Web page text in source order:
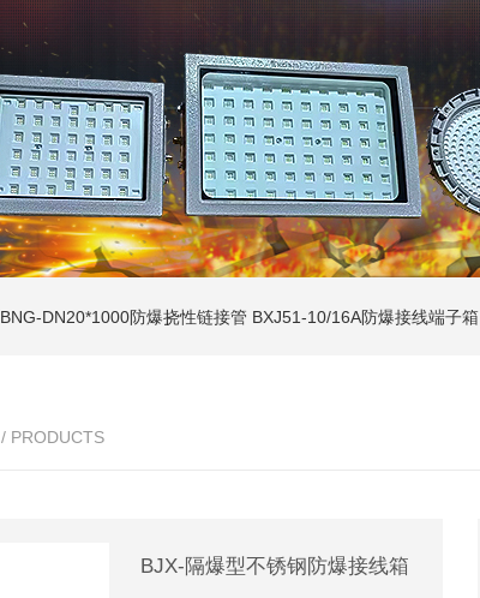
BNG-DN20*1000防爆挠性链接管 BXJ51-10/16A防爆接线端子箱
/ PRODUCTS
BJX-隔爆型不锈钢防爆接线箱